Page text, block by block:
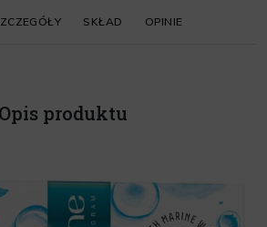
SKŁAD OPINIE
Opis produktu